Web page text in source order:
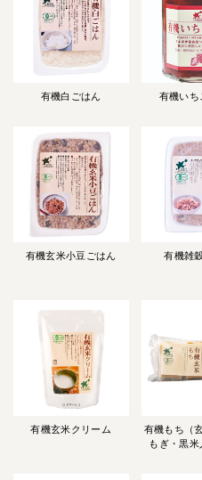
有機白ごはん 有機いち
有機玄米小豆ごはん 有機雑
有機玄米クリーム
有機もち（
もぎ・黒米